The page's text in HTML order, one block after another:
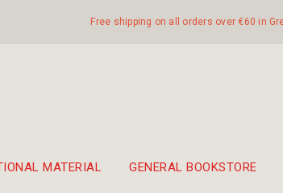
Free shipping on all orders over €60 in
MATERIAL GENERAL BOOKSTORE